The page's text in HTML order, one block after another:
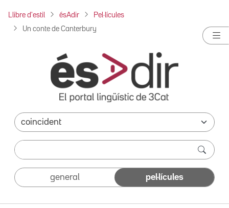
Llibre d'estil ésAdir Pel·lícules
Un conte de Canterbury
general pel·lícules